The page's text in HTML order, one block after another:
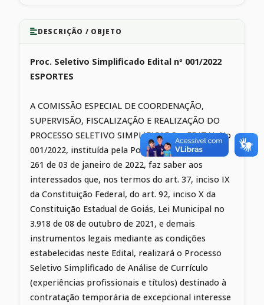
DESCRIÇÃO / OBJETO
Proc. Seletivo Simplificado Edital nº 001/2022
ESPORTES
A COMISSÃO ESPECIAL DE COORDENAÇÃO,
SUPERVISÃO, FISCALIZAÇÃO E REALIZAÇÃO DO
PROCESSO SELETIVO SIMPLIFICADO – EDITAL No
001/2022, instituída pela Portaria Municipal no
261 de 03 de janeiro de 2022, faz saber aos
interessados que, nos termos do art. 37, inciso IX
da Constituição Federal, do art. 92, inciso X da
Constituição Estadual de Goiás, Lei Municipal no
3.918 de 08 de outubro de 2021, e demais
instrumentos legais mediante as condições
estabelecidas neste Edital, realizará o Processo
Seletivo Simplificado de Análise de Currículo
(experiências profissionais e títulos) destinado à
contratação temporária de excepcional interesse